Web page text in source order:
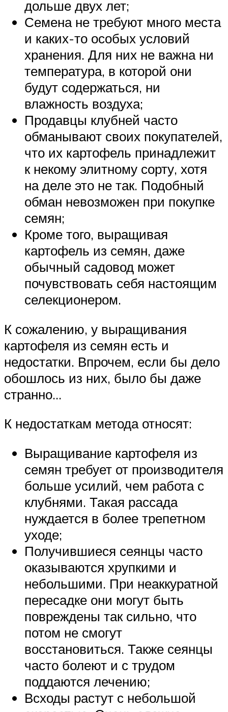
дольше двух лет;
Семена не требуют много места
и каких-то особых условий
хранения. Для них не важна ни
температура, в которой они
будут содержаться, ни
влажность воздуха;
Продавцы клубней часто
обманывают своих покупателей,
что их картофель принадлежит
к некому элитному сорту, хотя
на деле это не так. Подобный
обман невозможен при покупке
семян;
Кроме того, выращивая
картофель из семян, даже
обычный садовод может
почувствовать себя настоящим
селекционером.
К сожалению, у выращивания
картофеля из семян есть и
недостатки. Впрочем, если бы дело
обошлось из них, было бы даже
странно…
К недостаткам метода относят:
Выращивание картофеля из
семян требует от производителя
больше усилий, чем работа с
клубнями. Такая рассада
нуждается в более трепетном
уходе;
Получившиеся сеянцы часто
оказываются хрупкими и
небольшими. При неаккуратной
пересадке они могут быть
повреждены так сильно, что
потом не смогут
восстановиться. Также сеянцы
часто болеют и с трудом
поддаются лечению;
Всходы растут с небольшой